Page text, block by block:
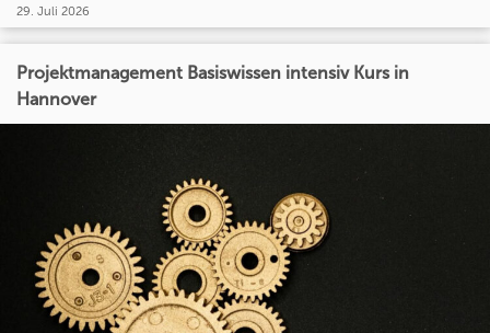
29. Juli 2026
Projektmanagement Basiswissen intensiv Kurs in
Hannover